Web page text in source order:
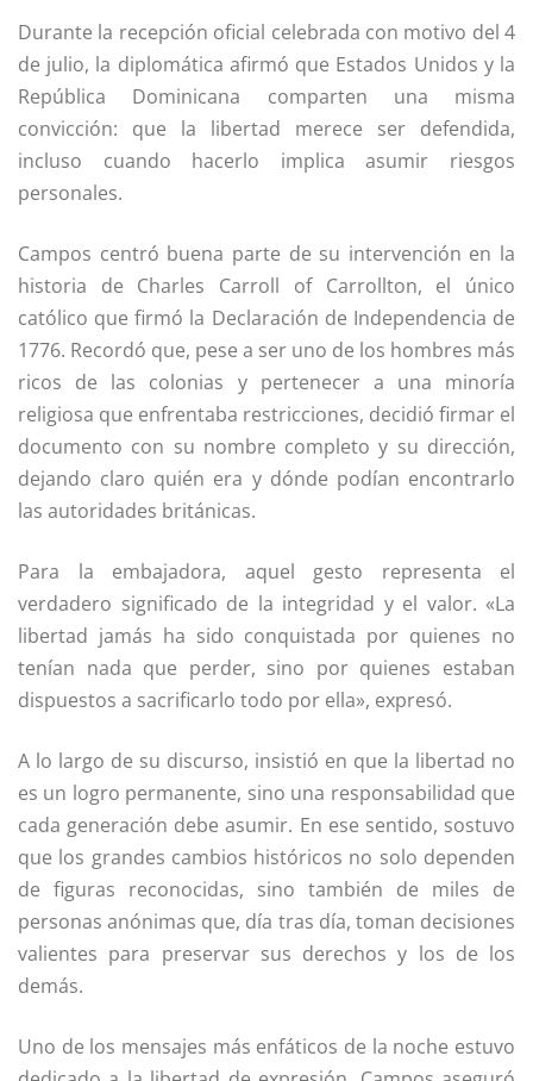
Durante la recepción oficial celebrada con motivo del 4
de julio, la diplomática afirmó que Estados Unidos y la
República Dominicana comparten una misma
convicción: que la libertad merece ser defendida,
incluso cuando hacerlo implica asumir riesgos
personales.
Campos centró buena parte de su intervención en la
historia de Charles Carroll of Carrollton, el único
católico que firmó la Declaración de Independencia de
1776. Recordó que, pese a ser uno de los hombres más
ricos de las colonias y pertenecer a una minoría
religiosa que enfrentaba restricciones, decidió firmar el
documento con su nombre completo y su dirección,
dejando claro quién era y dónde podían encontrarlo
las autoridades británicas.
Para la embajadora, aquel gesto representa el
verdadero significado de la integridad y el valor. «La
libertad jamás ha sido conquistada por quienes no
tenían nada que perder, sino por quienes estaban
dispuestos a sacrificarlo todo por ella», expresó.
A lo largo de su discurso, insistió en que la libertad no
es un logro permanente, sino una responsabilidad que
cada generación debe asumir. En ese sentido, sostuvo
que los grandes cambios históricos no solo dependen
de figuras reconocidas, sino también de miles de
personas anónimas que, día tras día, toman decisiones
valientes para preservar sus derechos y los de los
demás.
Uno de los mensajes más enfáticos de la noche estuvo